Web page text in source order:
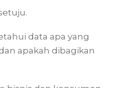
data apa yang
apakah dibagikan